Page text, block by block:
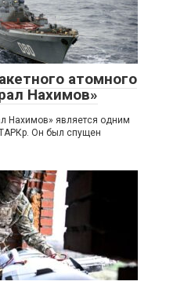
атомного
Нахимов»
Нахимов» является одним
Он был спущен